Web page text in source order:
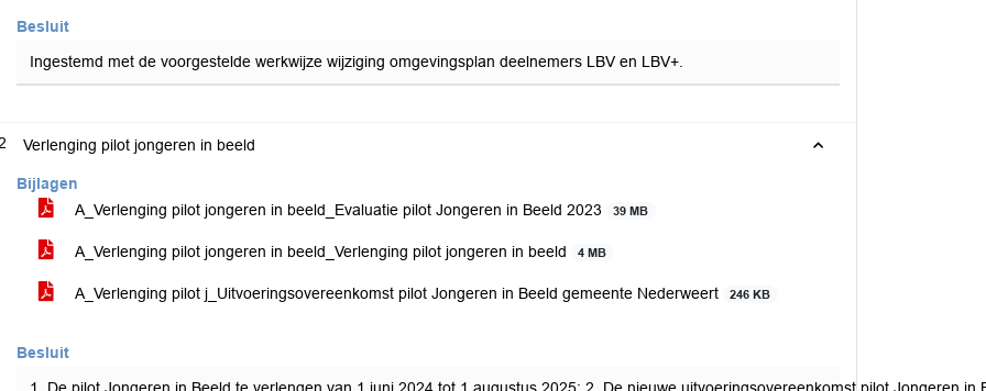
Besluit
Ingestemd met de voorgestelde werkwijze wijziging omgevingsplan deelnemers LBV en LBV+.
Verlenging pilot jongeren in beeld
Bijlagen
A_Verlenging pilot jongeren in beeld_Evaluatie pilot Jongeren in Beeld 2023
39 MB
A_Verlenging pilot jongeren in beeld_Verlenging pilot jongeren in beeld 4 MB
A_Verlenging pilot j_Uitvoeringsovereenkomst pilot Jongeren in Beeld gemeente Nederweert 246 KB
Besluit